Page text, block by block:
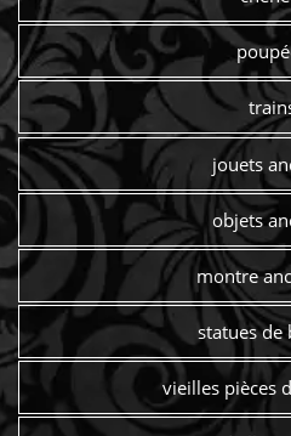
jouets
objets
montre
statues de
vieilles pièces